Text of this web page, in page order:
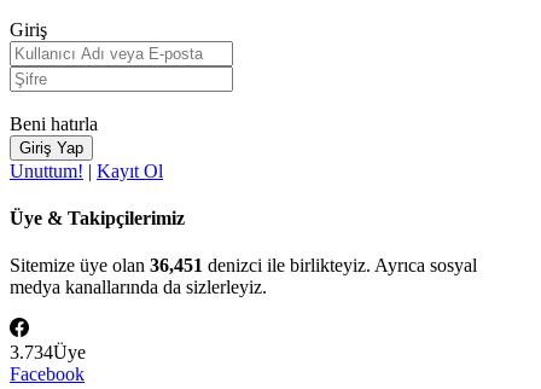
Giriş
Beni hatırla
Unuttum! | Kayıt Ol
Üye & Takipçilerimiz
Sitemize üye olan 36,451 denizci ile birlikteyiz. Ayrıca sosyal
medya kanallarında da sizlerleyiz.
3.734Üye
Facebook